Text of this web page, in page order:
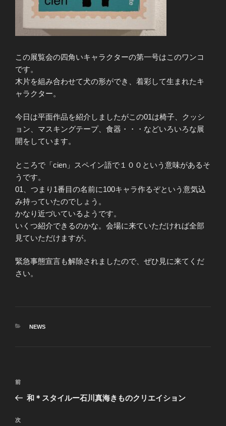
この展覧会の四角いキャラクターの第一号はこのワンコ
です。
木片を組み合わせて犬の形ができ、着彩して生まれたキ
ャラクター。
今日は平面作品を紹介しましたがこの01は椅子、クッシ
ョン、マスキングテープ、食器・・・などいろいろな展
開をしています。
ところで「cien」スペイン語で１００という意味があるそ
うです。
01、つまり1番目の名前に100キャラ作るぞという意気込
み持っていたのでしょう。
かなり近づいているようです。
いくつ紹介できるのかな。会場に来ていただければ全部
見ていただけますが。
緊急事態宣言も解除されましたので、ぜひ見に来てくだ
さい。
カ
NEWS
投
ビ
前
の
稿
前
和＊スタイルー石川真海きものクリエイション
次
次